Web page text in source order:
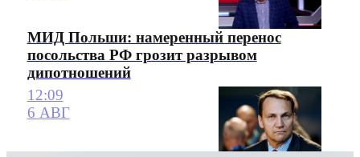
МИД Польши: намеренный перенос
посольства РФ грозит разрывом
дипотношений
12:09
6 АВГ